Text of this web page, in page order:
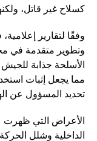
كسلاح غير قاتل،
وفقًا لتقارير
وتطوير متقدمة في
الأسلحة جذابة للجيش
مما يجعل إثبات
تحديد المسؤول عن
الأعراض التي
الداخلية وشلل